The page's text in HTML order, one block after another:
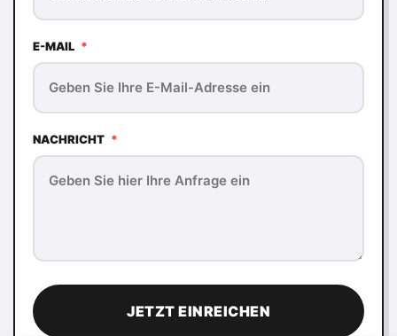
E-MAIL *
NACHRICHT *
JETZT EINREICHEN